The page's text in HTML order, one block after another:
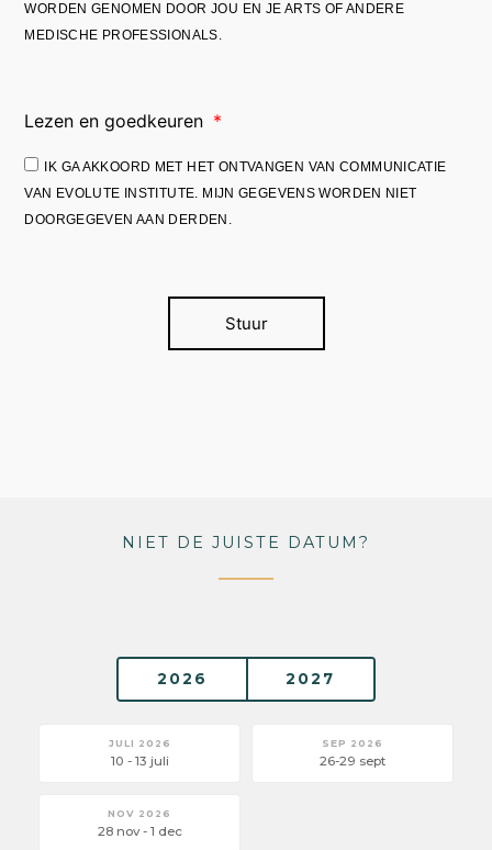
WORDEN GENOMEN DOOR JOU EN JE ARTS OF ANDERE
MEDISCHE PROFESSIONALS.
Lezen en goedkeuren
IK GA AKKOORD MET HET ONTVANGEN VAN COMMUNICATIE
VAN EVOLUTE INSTITUTE. MIJN GEGEVENS WORDEN NIET
DOORGEGEVEN AAN DERDEN.
Stuur
NIET DE JUISTE DATUM?
2026 2027
JULI 2026
10 - 13 juli
SEP 2026
26-29 sept
NOV 2026
28 nov - 1 dec